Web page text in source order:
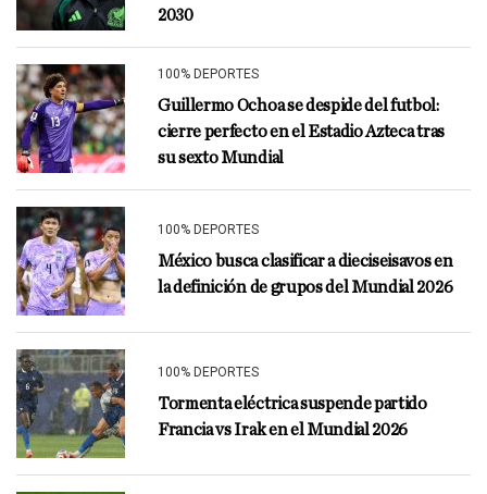
2030
100% DEPORTES
Guillermo Ochoa se despide del futbol:
cierre perfecto en el Estadio Azteca tras
su sexto Mundial
100% DEPORTES
México busca clasificar a dieciseisavos en
la definición de grupos del Mundial 2026
100% DEPORTES
Tormenta eléctrica suspende partido
Francia vs Irak en el Mundial 2026